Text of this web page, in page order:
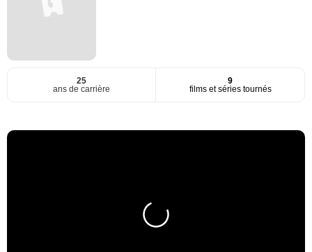
25
ans de carrière
9
films et séries tournés